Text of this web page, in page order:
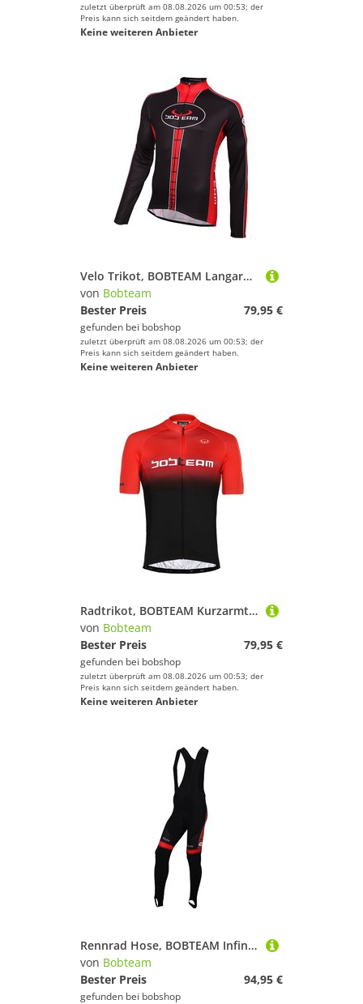
zuletzt überprüft am 08.08.2026 um 00:53; der
Preis kann sich seitdem geändert haben.
Keine weiteren Anbieter
Velo Trikot, BOBTEAM Langarmtrikot Infinity, für Herren, Größe 5XL,
von Bobteam
Bester Preis
79,95 €
gefunden bei bobshop
zuletzt überprüft am 08.08.2026 um 00:53; der
Preis kann sich seitdem geändert haben.
Keine weiteren Anbieter
Radtrikot, BOBTEAM Kurzarmtrikot Primo, für Herren, Größe XL,
von Bobteam
Bester Preis
79,95 €
gefunden bei bobshop
zuletzt überprüft am 08.08.2026 um 00:53; der
Preis kann sich seitdem geändert haben.
Keine weiteren Anbieter
Rennrad Hose, BOBTEAM Infinity lange Trägerhose, für Herren, Größe 4XL,
von Bobteam
Bester Preis
94,95 €
gefunden bei bobshop